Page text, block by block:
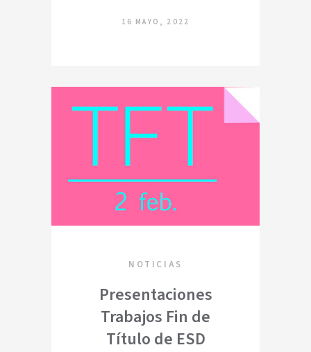
16 MAYO, 2022
NOTICIAS
Presentaciones
Trabajos Fin de
Título de ESD